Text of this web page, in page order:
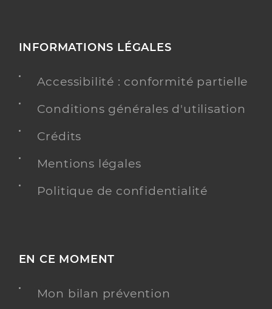
INFORMATIONS LÉGALES
Accessibilité : conformité partielle
Conditions générales d'utilisation
Crédits
Mentions légales
Politique de confidentialité
EN CE MOMENT
Mon bilan prévention